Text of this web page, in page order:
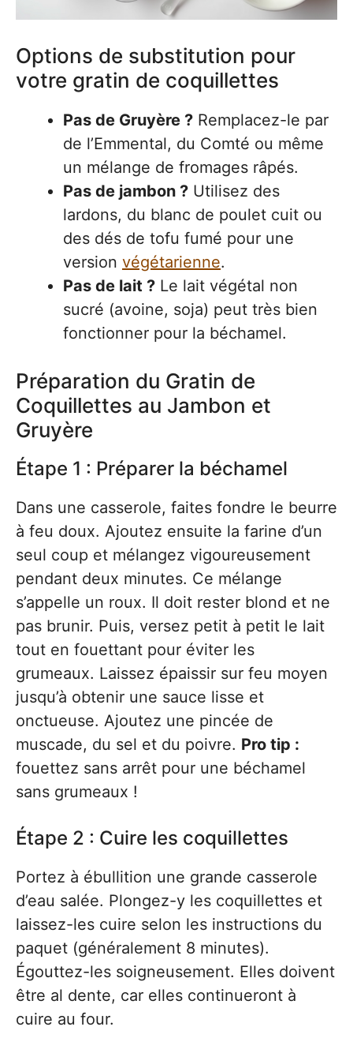
Options de substitution pour
votre gratin de coquillettes
Pas de Gruyère ? Remplacez-le par
de l’Emmental, du Comté ou même
un mélange de fromages râpés.
Pas de jambon ? Utilisez des
lardons, du blanc de poulet cuit ou
des dés de tofu fumé pour une
version végétarienne.
Pas de lait ? Le lait végétal non
sucré (avoine, soja) peut très bien
fonctionner pour la béchamel.
Préparation du Gratin de
Coquillettes au Jambon et
Gruyère
Étape 1 : Préparer la béchamel
Dans une casserole, faites fondre le beurre
à feu doux. Ajoutez ensuite la farine d’un
seul coup et mélangez vigoureusement
pendant deux minutes. Ce mélange
s’appelle un roux. Il doit rester blond et ne
pas brunir. Puis, versez petit à petit le lait
tout en fouettant pour éviter les
grumeaux. Laissez épaissir sur feu moyen
jusqu’à obtenir une sauce lisse et
onctueuse. Ajoutez une pincée de
muscade, du sel et du poivre. Pro tip :
fouettez sans arrêt pour une béchamel
sans grumeaux !
Étape 2 : Cuire les coquillettes
Portez à ébullition une grande casserole
d’eau salée. Plongez-y les coquillettes et
laissez-les cuire selon les instructions du
paquet (généralement 8 minutes).
Égouttez-les soigneusement. Elles doivent
être al dente, car elles continueront à
cuire au four.